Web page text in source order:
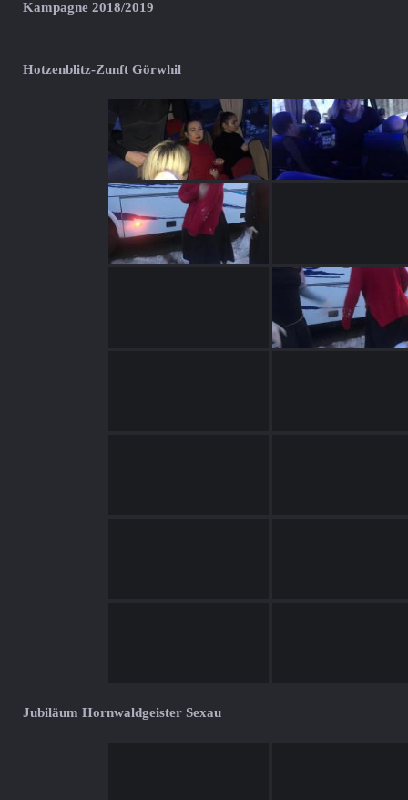
Kampagne 2018/2019
Hotzenblitz-Zunft Görwhil
Jubiläum Hornwaldgeister Sexau